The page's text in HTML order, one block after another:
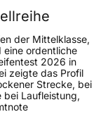
der Mittelklasse,
eine ordentliche
2026 in
zeigte das Profil
Strecke, bei
bei Laufleistung,